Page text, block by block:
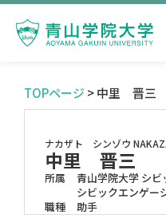
TOPページ > 中里 晋三
ナカザト シンゾウ
中里 晋三
所属
青山学院大学 シ
シビックエンゲー
職種
助手